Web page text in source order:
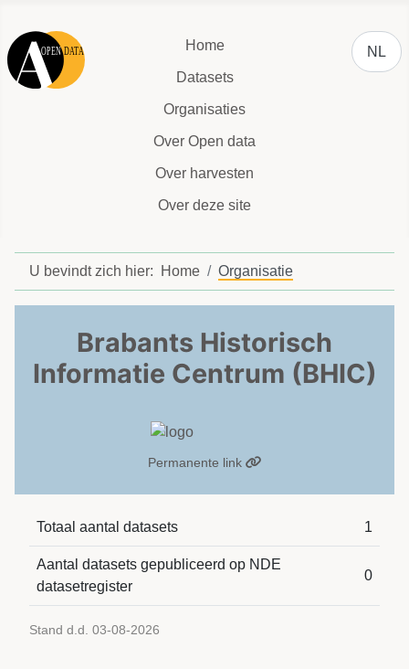
Home
Datasets
Organisaties
Over Open data
Over harvesten
Over deze site
NL
U bevindt zich hier: Home Organisatie
Brabants Historisch
Informatie Centrum (BHIC)
Permanente link
Totaal aantal datasets 1
Aantal datasets gepubliceerd op NDE
datasetregister
0
Stand d.d. 03-08-2026